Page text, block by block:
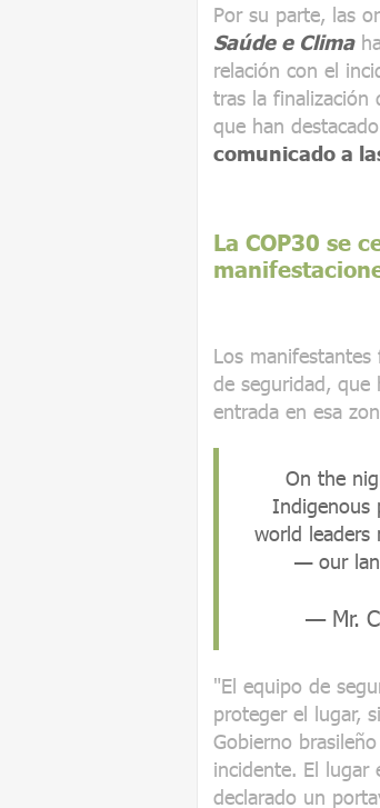
Por su parte, las
Saúde e Clima
relación con el
tras la finalización
que han
comunicado a
La COP30 se
Los
de seguridad, que
entrada en esa
On the
Indigenous
world leaders
— our
— Mr.
"El equipo de
proteger el lugar,
Gobierno
incidente. El lugar
declarado un